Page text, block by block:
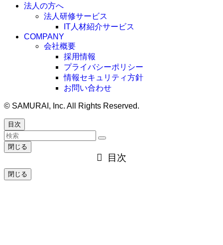
法人の方へ
法人研修サービス
IT人材紹介サービス
COMPANY
会社概要
採用情報
プライバシーポリシー
情報セキュリティ方針
お問い合わせ
© SAMURAI, Inc. All Rights Reserved.
目次
閉じる
目次
閉じる